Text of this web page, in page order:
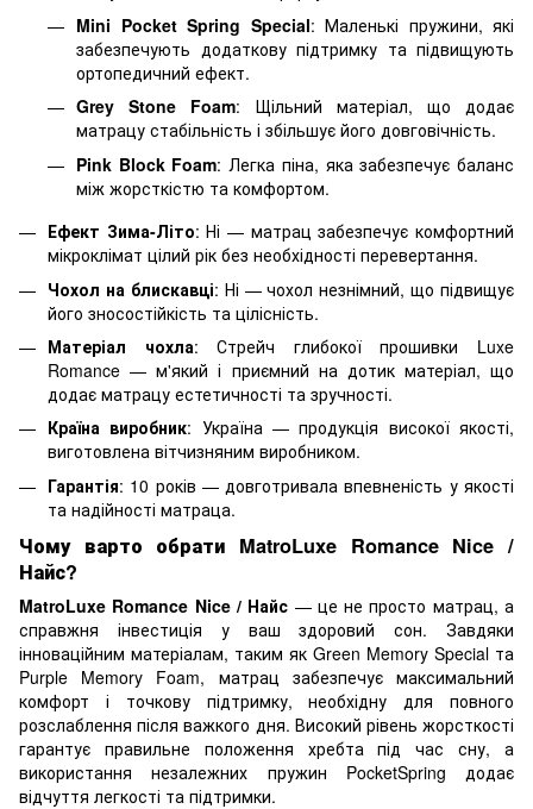
Mini Pocket Spring Special: Маленькі пружини, які
забезпечують додаткову підтримку та підвищують
ортопедичний ефект.
Grey Stone Foam: Щільний матеріал, що додає
матрацу стабільність і збільшує його довговічність.
Pink Block Foam: Легка піна, яка забезпечує баланс
між жорсткістю та комфортом.
Ефект Зима-Літо: Ні — матрац забезпечує комфортний
мікроклімат цілий рік без необхідності перевертання.
Чохол на блискавці: Ні — чохол незнімний, що підвищує
його зносостійкість та цілісність.
Матеріал чохла: Стрейч глибокої прошивки Luxe
Romance — м'який і приємний на дотик матеріал, що
додає матрацу естетичності та зручності.
Країна виробник: Україна — продукція високої якості,
виготовлена вітчизняним виробником.
Гарантія: 10 років — довготривала впевненість у якості
та надійності матраца.
Чому варто обрати MatroLuxe Romance Nice /
Найс?
MatroLuxe Romance Nice / Найс — це не просто матрац, а
справжня інвестиція у ваш здоровий сон. Завдяки
інноваційним матеріалам, таким як Green Memory Special та
Purple Memory Foam, матрац забезпечує максимальний
комфорт і точкову підтримку, необхідну для повного
розслаблення після важкого дня. Високий рівень жорсткості
гарантує правильне положення хребта під час сну, а
використання незалежних пружин PocketSpring додає
відчуття легкості та підтримки.